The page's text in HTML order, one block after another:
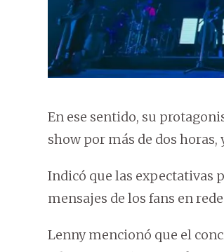
En ese sentido, su
show por más de dos horas,
Indicó que las expectativas
mensajes de los fans en
Lenny mencionó que el